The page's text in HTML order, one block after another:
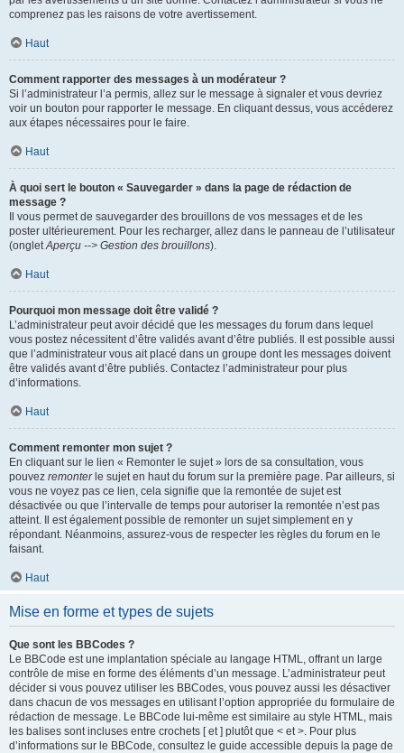
comprenez pas les raisons de votre avertissement.
Haut
Comment rapporter des messages à un modérateur ?
Si l’administrateur l’a permis, allez sur le message à signaler et vous devriez
voir un bouton pour rapporter le message. En cliquant dessus, vous accéderez
aux étapes nécessaires pour le faire.
Haut
À quoi sert le bouton « Sauvegarder » dans la page de rédaction de
message ?
Il vous permet de sauvegarder des brouillons de vos messages et de les
poster ultérieurement. Pour les recharger, allez dans le panneau de l’utilisateur
(ongletAperçu --> Gestion des brouillons).
Haut
Pourquoi mon message doit être validé ?
L’administrateur peut avoir décidé que les messages du forum dans lequel
vous postez nécessitent d’être validés avant d’être publiés. Il est possible aussi
que l’administrateur vous ait placé dans un groupe dont les messages doivent
être validés avant d’être publiés. Contactez l’administrateur pour plus
d’informations.
Haut
Comment remonter mon sujet ?
En cliquant sur le lien « Remonter le sujet » lors de sa consultation, vous
pouvez remonterle sujet en haut du forum sur la première page. Par ailleurs, si
vous ne voyez pas ce lien, cela signifie que la remontée de sujet est
désactivée ou que l’intervalle de temps pour autoriser la remontée n’est pas
atteint. Il est également possible de remonter un sujet simplement en y
répondant. Néanmoins, assurez-vous de respecter les règles du forum en le
faisant.
Haut
Mise en forme et types de sujets
Que sont les BBCodes ?
Le BBCode est une implantation spéciale au langage HTML, offrant un large
contrôle de mise en forme des éléments d’un message. L’administrateur peut
décider si vous pouvez utiliser les BBCodes, vous pouvez aussi les désactiver
dans chacun de vos messages en utilisant l’option appropriée du formulaire de
rédaction de message. Le BBCode lui-même est similaire au style HTML, mais
les balises sont incluses entre crochets [ et ] plutôt que < et >. Pour plus
d’informations sur le BBCode, consultez le guide accessible depuis la page de